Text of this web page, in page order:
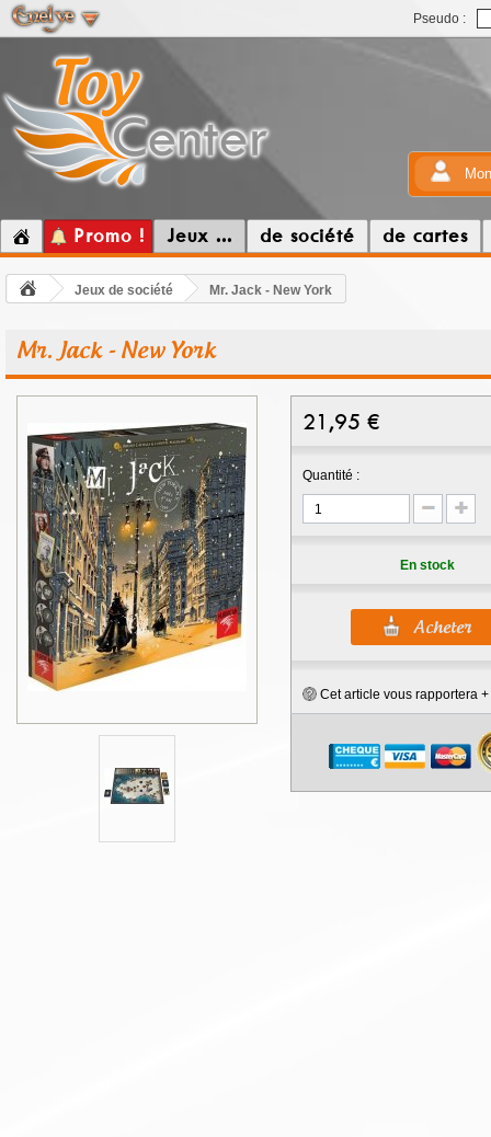
Pseudo :
Promo ! Jeux ... de société de cartes
Jeux de société Mr. Jack - New York
Mr. Jack - New York
21,95 €
Quantité :
En stock
Cet article vous rapportera +